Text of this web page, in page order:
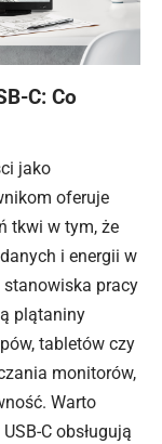
C: Co
jako
oferuje
tkwi w tym, że
danych i energii w
pracy
plątaniny
tabletów czy
monitorów,
Warto
C obsługują